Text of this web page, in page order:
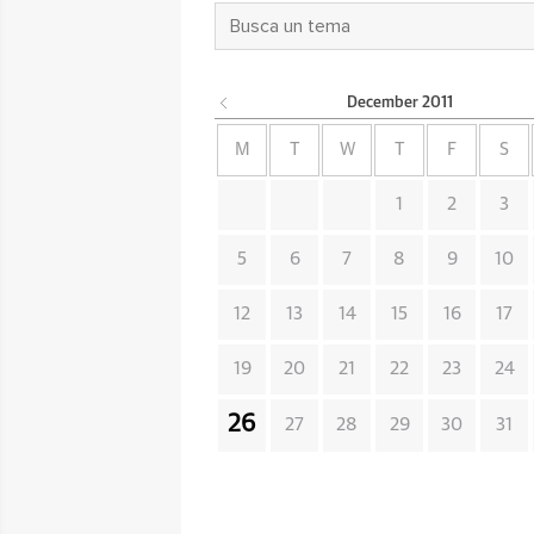
December 2011
M W F S
1 2 3
5 6 7 8 9 10
12 13 14 15 16 17
19 20 21 22 23 24
26 27 28 29 30 31